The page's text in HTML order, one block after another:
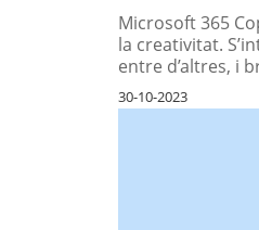
Microsoft 365
la creativitat.
entre d’altres, i
30-10-2023